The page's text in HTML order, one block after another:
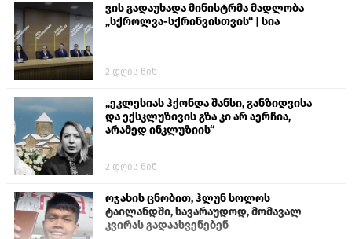
ვის გადაუხადა მინისტრმა მადლობა
„სქროლვა-სქრინვისთვის“ | სია
2 დღის წინ
„ეკლესიას ჰქონდა შანსი, განზიდვისა
და ექსკლუზივის გზა კი არ აერჩია,
არამედ ინკლუზიის“
2 დღის წინ
ოჯახის ცნობით, ჰლუნ სოლოს
ტაილანდში, სავარაუდოდ, მომავალ
კვირას გადაასვენებენ